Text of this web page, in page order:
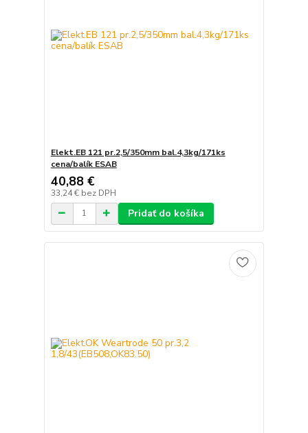
Elekt.EB 121 pr.2,5/350mm bal.4,3kg/171ks
cena/balík ESAB
40,88 €
33,24 € bez DPH
Pridať do košíka